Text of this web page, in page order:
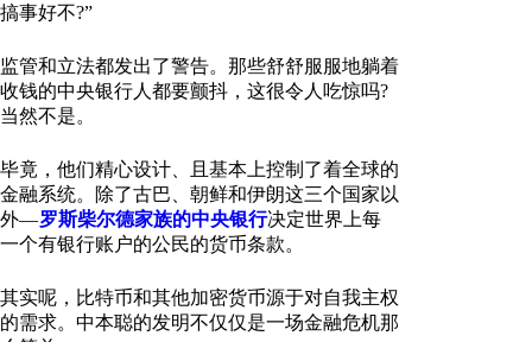
搞事好不?”
监管和立法都发出了警告。那些舒舒服服地躺着
收钱的中央银行人都要颤抖，这很令人吃惊吗?
当然不是。
毕竟，他们精心设计、且基本上控制了着全球的
金融系统。除了古巴、朝鲜和伊朗这三个国家以
外—罗斯柴尔德家族的中央银行决定世界上每
一个有银行账户的公民的货币条款。
其实呢，比特币和其他加密货币源于对自我主权
的需求。中本聪的发明不仅仅是一场金融危机那